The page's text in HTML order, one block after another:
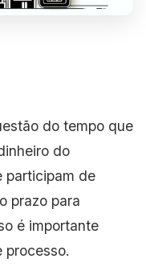
do tempo que
do
participam de
prazo para
é importante
processo.